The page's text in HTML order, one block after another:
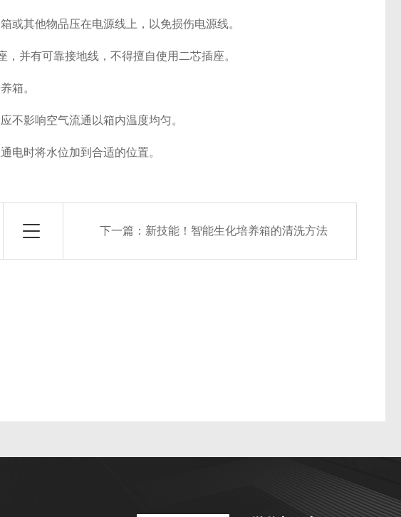
其他物品压在电源线上，以免损伤电源线。
并有可靠接地线，不得擅自使用二芯插座。
箱。
不影响空气流通以箱内温度均匀。
时将水位加到合适的位置。
下一篇： 新技能！智能生化培养箱的清洗方法